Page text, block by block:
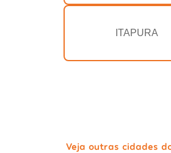
ITAPURA
Veja outras cidades